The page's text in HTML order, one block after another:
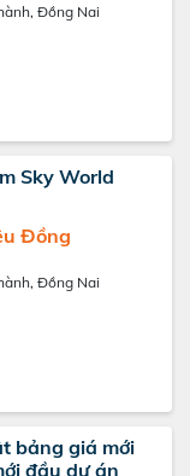
Đồng Nai
Sky World
Đồng
Đồng Nai
bảng giá mới
đầu dự án